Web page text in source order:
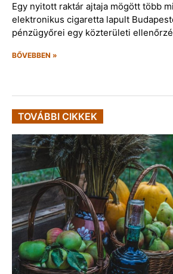
Egy nyitott raktár ajtaja mögött több
elektronikus cigaretta lapult
pénzügyőrei egy közterületi
BŐVEBBEN »
TOVÁBBI CIKKEK